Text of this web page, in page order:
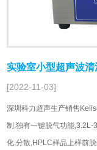
实验室小型超声波清
[2022-11-03]
深圳科力超声生产销售
制,独有一键脱气功能,3.2L-
化,分散,HPLC样品上样前脱